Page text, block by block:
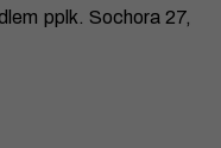
pplk. Sochora 27,